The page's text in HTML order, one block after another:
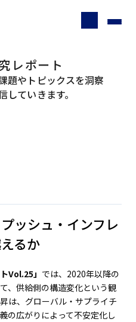
レポート
題やトピックスを洞察
していきます。
ッシュ・インフレ
るか
Vol.25」 では、2020年以降の
、供給側の構造変化という観
は、グローバル・サプライチ
の広がりによって不安定化し